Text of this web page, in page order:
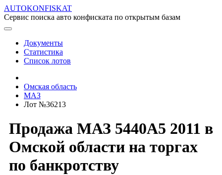
AUTOKONFISKAT
Сервис поиска авто конфиската по открытым базам
Документы
Статистика
Список лотов
Омская область
МАЗ
Лот №36213
Продажа МАЗ 5440A5 2011 в
Омской области на торгах
по банкротству